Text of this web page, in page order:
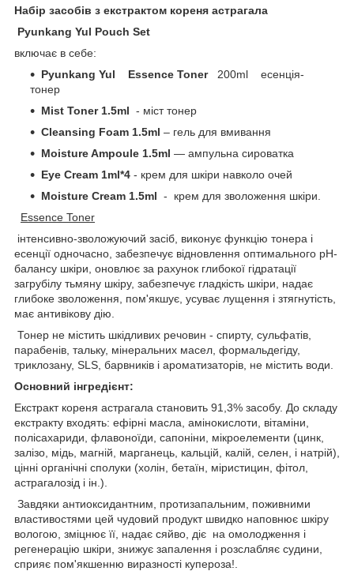
Набір засобів з екстрактом кореня астрагала
Pyunkang Yul Pouch Set
включає в себе:
Pyunkang Yul Essence Toner
200ml есенція-
тонер
Mist Toner 1.5ml - міст тонер
Cleansing Foam 1.5ml – гель для вмивання
Moisture Ampoule 1.5ml — ампульна сироватка
Eye Cream 1ml*4 - крем для шкіри навколо очей
Moisture Cream 1.5ml - крем для зволоження шкіри.
Essence Toner
інтенсивно-зволожуючий засіб, виконує функцію тонера і
есенції одночасно, забезпечує відновлення оптимального pH-
балансу шкіри, оновлює за рахунок глибокої гідратації
загрубілу тьмяну шкіру, забезпечує гладкість шкіри, надає
глибоке зволоження, пом'якшує, усуває лущення і зтягнутість,
має антивікову дію.
Тонер не містить шкідливих речовин - спирту, сульфатів,
парабенів, тальку, мінеральних масел, формальдегіду,
триклозану, SLS, барвників і ароматизаторів, не містить води.
Основний інгредієнт:
Екстракт кореня астрагала становить 91,3% засобу. До складу
екстракту входять: ефірні масла, амінокислоти, вітаміни,
полісахариди, флавоноїди, сапоніни, мікроелементи (цинк,
залізо, мідь, магній, марганець, кальцій, калій, селен, і натрій),
цінні органічні сполуки (холін, бетаїн, міристицин, фітол,
астрагалозід і ін.).
Завдяки антиоксидантним, протизапальним, поживними
властивостями цей чудовий продукт швидко наповнює шкіру
вологою, зміцнює її, надає сяйво, діє на омолодження і
регенерацію шкіри, знижує запалення і розслабляє судини,
сприяє пом'якшенню виразності купероза!.